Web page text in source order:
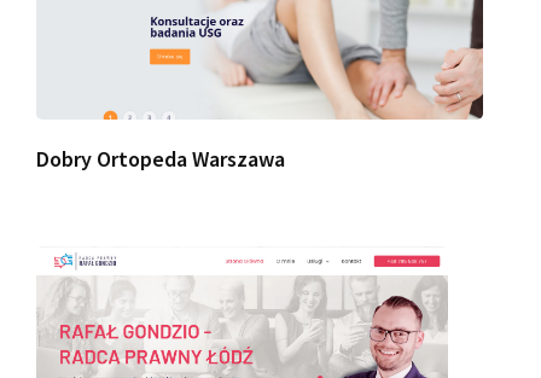
Dobry Ortopeda Warszawa